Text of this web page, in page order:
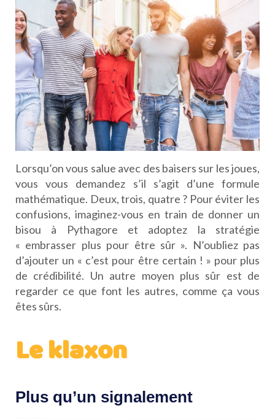
Lorsqu’on vous salue avec des baisers sur les joues,
vous vous demandez s’il s’agit d’une formule
mathématique. Deux, trois, quatre ? Pour éviter les
confusions, imaginez-vous en train de donner un
bisou à Pythagore et adoptez la stratégie
« embrasser plus pour être sûr ». N’oubliez pas
d’ajouter un « c’est pour être certain ! » pour plus
de crédibilité. Un autre moyen plus sûr est de
regarder ce que font les autres, comme ça vous
êtes sûrs.
Le klaxon
Plus qu’un signalement